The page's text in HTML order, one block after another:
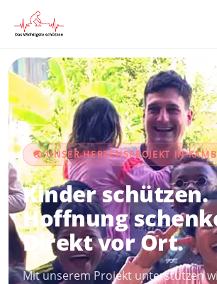
🌏 UNSER HERZENSPROJEKT IN
Kinder schützen.
Hoffnung
Direkt vor Ort.
Mit unserem Projekt unterstützen